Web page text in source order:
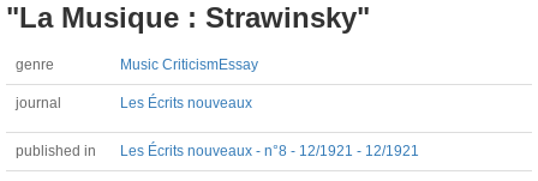
"La Musique : Strawinsky"
genre Music CriticismEssay
journal Les Écrits nouveaux
published in Les Écrits nouveaux - n°8 - 12/1921 - 12/1921